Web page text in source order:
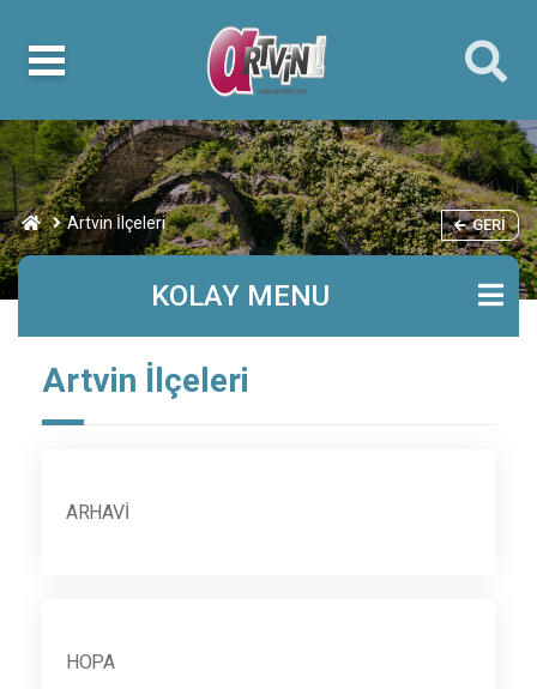
Artvin İlçeleri GERI
KOLAY MENU
Artvin İlçeleri
ARHAVI
HOPA